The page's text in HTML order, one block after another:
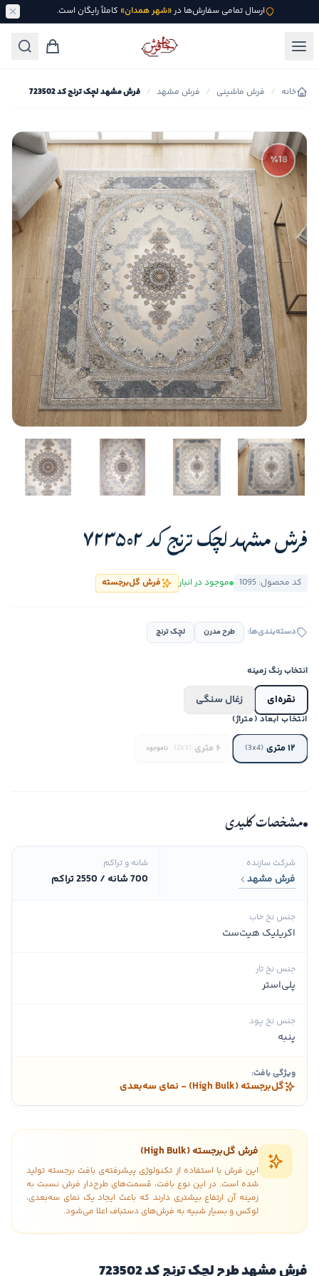
ارسال تمامی سفارش‌ها در«شهر همدان» کاملاً رایگان است.
خانه / فرش ماشینی / فرش مشهد / فرش مشهد لچک ترنج کد 723502
٪18
فرش مشهد لچک ترنج کد 723502
کد محصول: 1095 موجود در انبار فرش گل‌برجسته
دسته‌بندی‌ها: طرح مدرن لچک ترنج
انتخاب رنگ زمینه
نقره‌ای زغال سنگی
انتخاب ابعاد (متراژ)
۱۲ متری (3x4) ۶ متری (2x3) ناموجود
مشخصات کلیدی
شرکت سازنده
فرش مشهد
شانه و تراکم
700 شانه / 2550 تراکم
جنس نخ خاب
اکریلیک هیت‌ست
جنس نخ تار
پلی‌استر
جنس نخ پود
پنبه
ویژگی بافت:
گل‌برجسته (High Bulk) - نمای سه‌بعدی
فرش گل‌برجسته (High Bulk)
این فرش با استفاده از تکنولوژی پیشرفته‌ی بافت برجسته تولید
شده است. در این نوع بافت، قسمت‌های طرح‌دار فرش نسبت به
زمینه آن ارتفاع بیشتری دارند که باعث ایجاد یک نمای سه‌بعدی،
لوکس و بسیار شبیه به فرش‌های دستباف اعلا می‌شود.
فرش مشهد طرح لچک ترنج کد 723502